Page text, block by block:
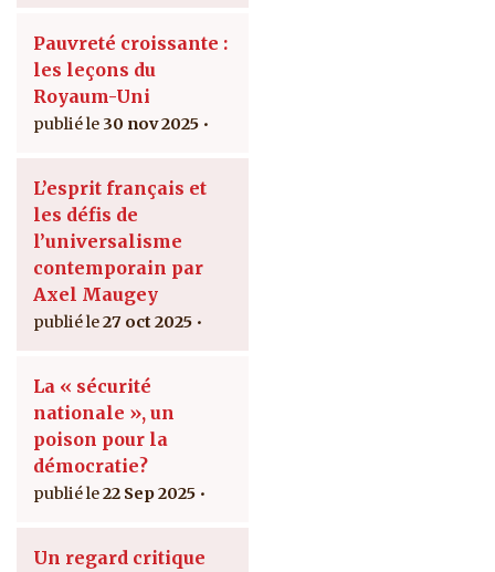
Pauvreté croissante :
les leçons du
Royaum-Uni
30 nov 2025
L’esprit français et
les défis de
l’universalisme
contemporain par
Axel Maugey
27 oct 2025
La « sécurité
nationale », un
poison pour la
démocratie?
22 Sep 2025
Un regard critique